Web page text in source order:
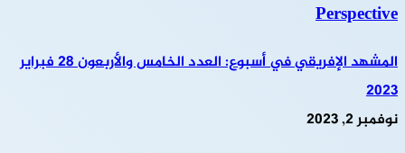
Perspective
المشهد الإفريقي في أسبوع: العدد الخامس والأربعون 28 فبراير
2023
نوفمبر 2, 2023